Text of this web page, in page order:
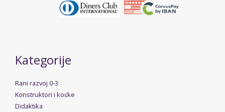
Kategorije
Rani razvoj 0-3
Konstruktori i kocke
Didaktika